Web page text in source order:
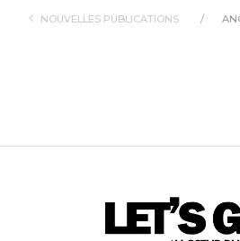
NOUVELLES PUBLICATIONS